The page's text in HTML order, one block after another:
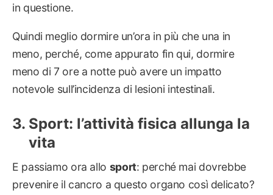
in questione.
Quindi meglio dormire un’ora in più che una in
meno, perché, come appurato fin qui, dormire
meno di 7 ore a notte può avere un impatto
notevole sull’incidenza di lesioni intestinali.
Sport: l’attività fisica allunga la
vita
E passiamo ora allo sport: perché mai dovrebbe
prevenire il cancro a questo organo così delicato?